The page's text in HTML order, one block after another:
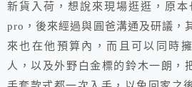
新貨入荷，想說來現場逛逛，原
pro，後來經過與圓爸溝通及研議，
來也在他預算內，而且可以同時
人，以及外野白金標的鈴木一朗，